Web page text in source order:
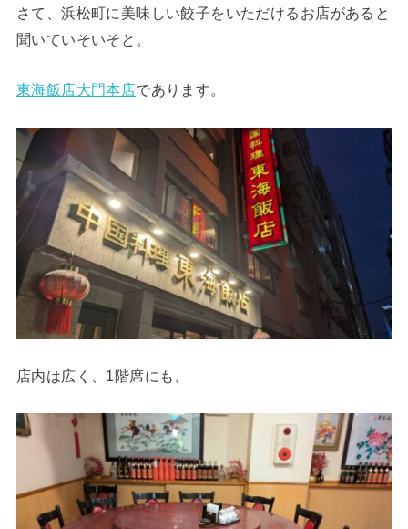
さて、浜松町に美味しい餃子をいただけるお店があると
聞いていそいそと。
東海飯店大門本店であります。
店内は広く、1階席にも、